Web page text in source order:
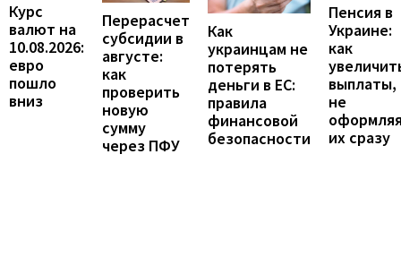
Курс
валют на
10.08.2026:
евро
пошло
вниз
Перерасчет
субсидии в
августе:
как
проверить
новую
сумму
через ПФУ
Как
украинцам не
потерять
деньги в ЕС:
правила
финансовой
безопасности
Пенсия в
Украине:
как
выплаты,
не
их сразу